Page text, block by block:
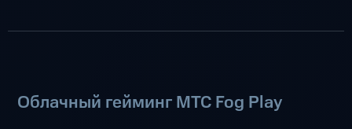
Облачный гейминг МТС Fog Play